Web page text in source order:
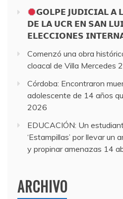
𝗚𝗢𝗟𝗣𝗘 𝗝𝗨𝗗𝗜𝗖𝗜𝗔𝗟 𝗔
𝗗𝗘 𝗟𝗔 𝗨𝗖𝗥 𝗘𝗡 𝗦𝗔𝗡
𝗘𝗟𝗘𝗖𝗖𝗜𝗢𝗡𝗘𝗦
Comenzó una obra
cloacal de Villa Mercedes
Córdoba: Encontraron
adolescente de 14 años
2026
EDUCACIÓN: Un
‘Estampillas’ por llevar un
y propinar amenazas 14
ARCHIVO